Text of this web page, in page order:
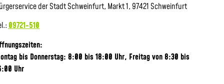
der Stadt Schweinfurt, Markt 1, 97421 Schweinfurt
09721-510
bis Donnerstag: 8:00 bis 18:00 Uhr, Freitag von 8:30 bis
Uhr